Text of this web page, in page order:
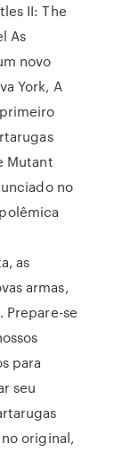
II: The
As
novo
York, A
Mutant
no
as
armas,
Prepare-se
para
seu
original,